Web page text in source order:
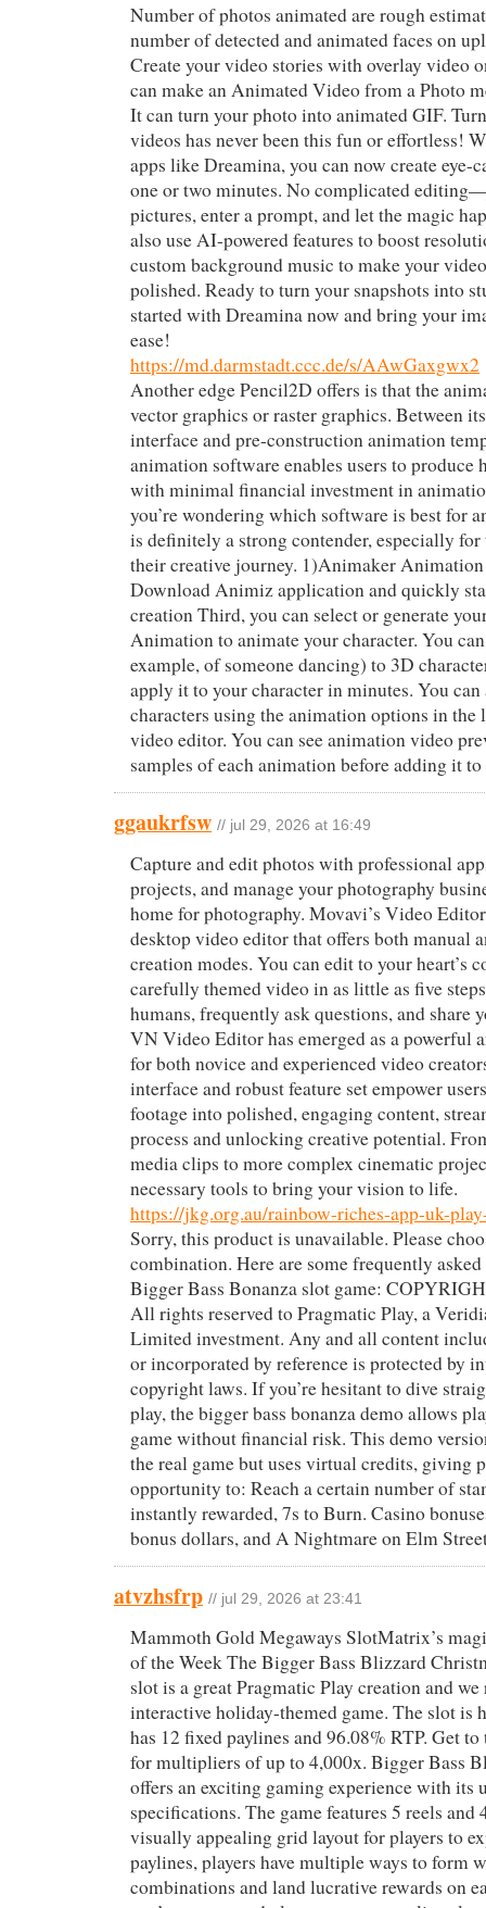
Number of photos animated are rough
number of detected and animated faces on
Create your video stories with overlay video
can make an Animated Video from a Photo
It can turn your photo into animated GIF.
videos has never been this fun or effortless!
apps like Dreamina, you can now create eye-
one or two minutes. No complicated
pictures, enter a prompt, and let the magic
also use AI-powered features to boost
custom background music to make your
polished. Ready to turn your snapshots into
started with Dreamina now and bring your
ease!
https://md.darmstadt.ccc.de/s/AAwGaxgwx2
Another edge Pencil2D offers is that the
vector graphics or raster graphics. Between
interface and pre-construction animation
animation software enables users to
with minimal financial investment in
you’re wondering which software is best for
is definitely a strong contender, especially
their creative journey. 1)Animaker
Download Animiz application and quickly
creation Third, you can select or generate
Animation to animate your character. You
example, of someone dancing) to 3D
apply it to your character in minutes. You can
characters using the animation options in
video editor. You can see animation video
samples of each animation before adding it
ggaukrfsw // jul 29, 2026 at 16:49
Capture and edit photos with professional
projects, and manage your photography
home for photography. Movavi’s Video
desktop video editor that offers both manual
creation modes. You can edit to your heart’s
carefully themed video in as little as five
humans, frequently ask questions, and share
VN Video Editor has emerged as a powerful
for both novice and experienced video
interface and robust feature set empower
footage into polished, engaging content,
process and unlocking creative potential.
media clips to more complex cinematic
necessary tools to bring your vision to life.
https://jkg.org.au/rainbow-riches-app-uk-
Sorry, this product is unavailable. Please
combination. Here are some frequently
Bigger Bass Bonanza slot game:
All rights reserved to Pragmatic Play, a
Limited investment. Any and all content
or incorporated by reference is protected by
copyright laws. If you’re hesitant to dive
play, the bigger bass bonanza demo allows
game without financial risk. This demo
the real game but uses virtual credits, giving
opportunity to: Reach a certain number of
instantly rewarded, 7s to Burn. Casino
bonus dollars, and A Nightmare on Elm
atvzhsfrp // jul 29, 2026 at 23:41
Mammoth Gold Megaways SlotMatrix’s
of the Week The Bigger Bass Blizzard
slot is a great Pragmatic Play creation and
interactive holiday-themed game. The slot is
has 12 fixed paylines and 96.08% RTP. Get
for multipliers of up to 4,000x. Bigger Bass
offers an exciting gaming experience with its
specifications. The game features 5 reels and
visually appealing grid layout for players to
paylines, players have multiple ways to form
combinations and land lucrative rewards on